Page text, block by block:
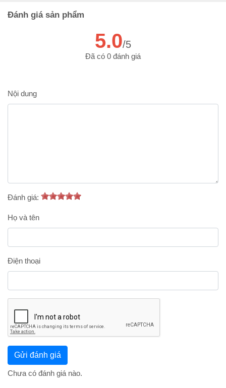
Đánh giá sản phẩm
5.0/5
Đã có 0 đánh giá
Nội dung
Đánh giá:
Họ và tên
Điện thoại
Chưa có đánh giá nào.